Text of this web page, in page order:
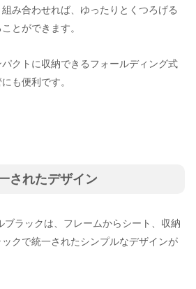
み合わせれば、ゆったりとくつろげる
とができます。
クトに収納できるフォールディング式
も便利です。
されたデザイン
ブラックは、フレームからシート、収納
クで統一されたシンプルなデザインが